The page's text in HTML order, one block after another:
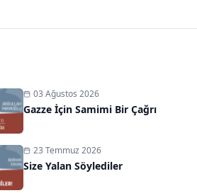
03 Ağustos 2026
Gazze İçin Samimi Bir Çağrı
23 Temmuz 2026
Size Yalan Söylediler